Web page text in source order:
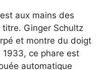
aux mains des
titre. Ginger Schultz
et montre du doigt
1933, ce phare est
automatique